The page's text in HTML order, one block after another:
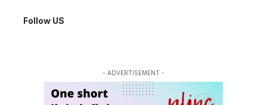
Follow US
- ADVERTISEMENT -